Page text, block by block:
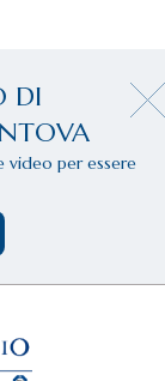
DI
video per essere